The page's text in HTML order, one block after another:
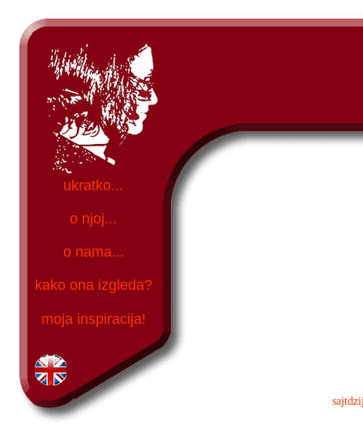
ukratko...
o njoj...
o nama...
kako ona izgleda?
moja inspiracija!